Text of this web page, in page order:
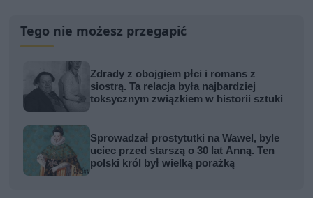
Tego nie możesz przegapić
Zdrady z obojgiem płci i romans z
siostrą. Ta relacja była najbardziej
toksycznym związkiem w historii sztuki
Sprowadzał prostytutki na Wawel, byle
uciec przed starszą o 30 lat Anną. Ten
polski król był wielką porażką